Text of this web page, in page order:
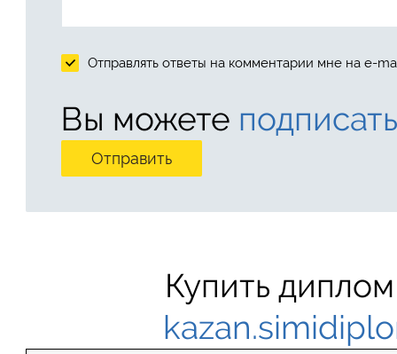
Отправлять ответы на комментарии мне на e-
Вы можете
Купить